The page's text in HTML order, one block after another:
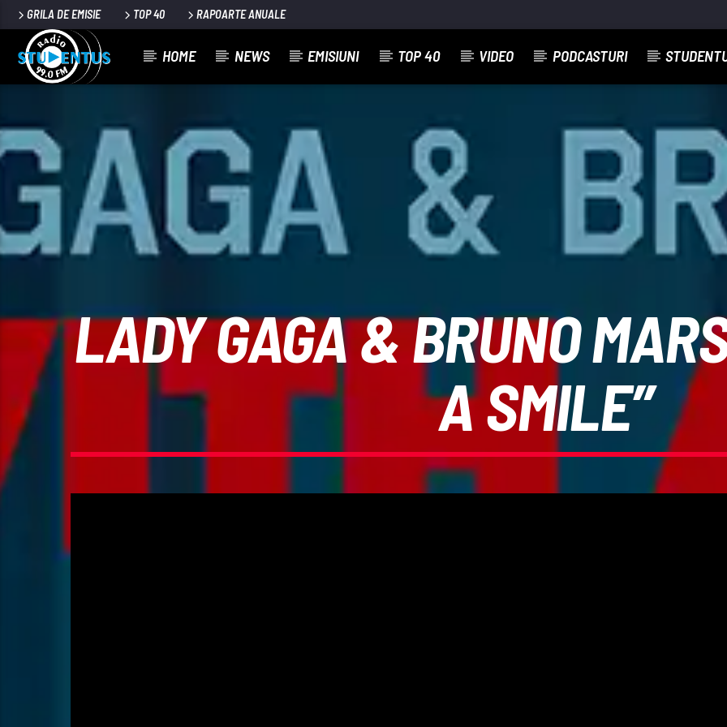
GRILA DE EMISIE TOP 40 RAPOARTE ANUALE
HOME NEWS EMISIUNI TOP 40 VIDEO PODCASTURI
TITLU
ARTIST
LADY GAGA & BRUNO
A SMILE”